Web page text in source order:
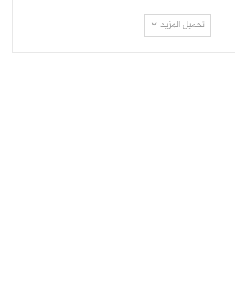
تحميل المزيد